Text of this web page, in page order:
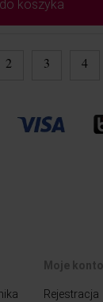
do koszyka
2 3 4
Moje konto
Rejestracja